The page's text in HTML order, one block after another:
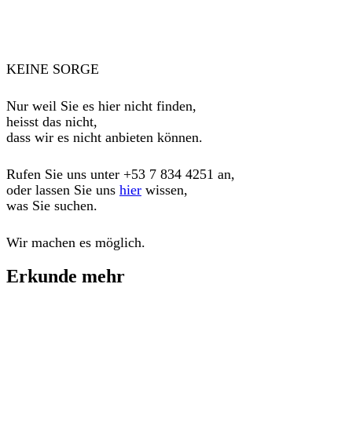
KEINE SORGE
Nur weil Sie es hier nicht finden,
heisst das nicht,
dass wir es nicht anbieten können.
Rufen Sie uns unter +53 7 834 4251 an,
oder lassen Sie uns hier wissen,
was Sie suchen.
Wir machen es möglich.
Erkunde mehr